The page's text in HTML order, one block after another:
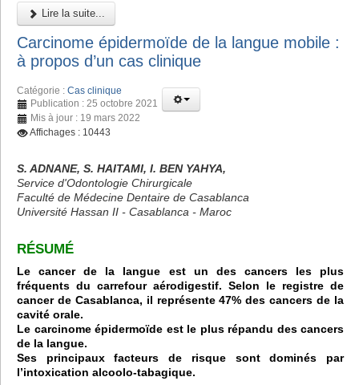
Lire la suite...
Carcinome épidermoïde de la langue mobile :
à propos d’un cas clinique
Catégorie : Cas clinique
Publication : 25 octobre 2021
Mis à jour : 19 mars 2022
Affichages : 10443
S. ADNANE, S. HAITAMI, I. BEN YAHYA,
Service d'Odontologie Chirurgicale
Faculté de Médecine Dentaire de Casablanca
Université Hassan II - Casablanca - Maroc
RÉSUMÉ
Le cancer de la langue est un des cancers les plus
fréquents du carrefour aérodigestif. Selon le registre de
cancer de Casablanca, il représente 47% des cancers de la
cavité orale.
Le carcinome épidermoïde est le plus répandu des cancers
de la langue.
Ses principaux facteurs de risque sont dominés par
l’intoxication alcoolo-tabagique.